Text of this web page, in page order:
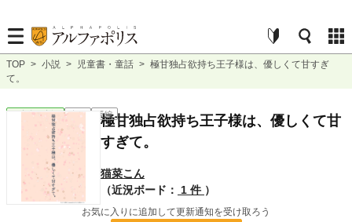
TOP > 小説 > 児童書・童話 > 極甘独占欲持ち王子様は、優しくて甘すぎ
て。
児童書・童話 完結 長編
極甘独占欲持ち王子様は、優しくて甘
すぎて。
猫菜こん
（近況ボード：
1 件 ）
お気に入りに追加して更新通知を受け取ろう